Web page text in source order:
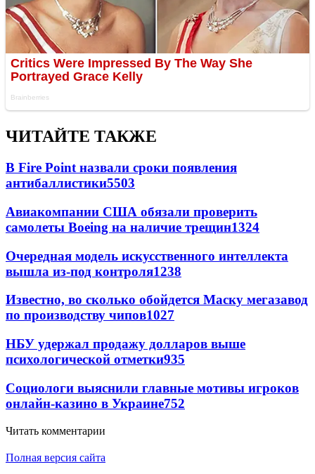
ЧИТАЙТЕ ТАКЖЕ
В Fire Point назвали сроки появления
антибаллистики5503
Авиакомпании США обязали проверить
самолеты Boeing на наличие трещин1324
Очередная модель искусственного интеллекта
вышла из-под контроля1238
Известно, во сколько обойдется Маску мегазавод
по производству чипов1027
НБУ удержал продажу долларов выше
психологической отметки935
Социологи выяснили главные мотивы игроков
онлайн-казино в Украине752
Читать комментарии
Полная версия сайта